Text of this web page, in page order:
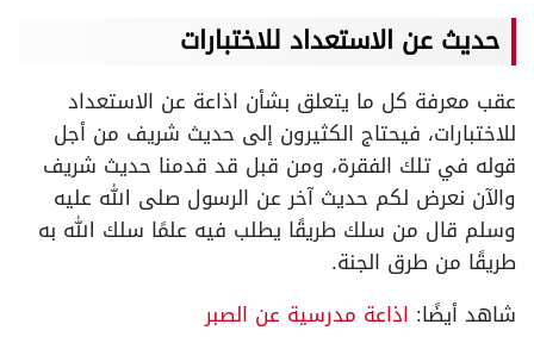
حديث عن الاستعداد للاختبارات
عقب معرفة كل ما يتعلق بشأن اذاعة عن الاستعداد
للاختبارات، فيحتاج الكثيرون إلى حديث شريف من أجل
قوله في تلك الفقرة، ومن قبل قد قدمنا حديث شريف
والآن نعرض لكم حديث آخر عن الرسول صلى الله عليه
وسلم قال من سلك طريقًا يطلب فيه علمًا سلك الله به
طريقًا من طرق الجنة.
شاهد أيضًا: اذاعة مدرسية عن الصبر